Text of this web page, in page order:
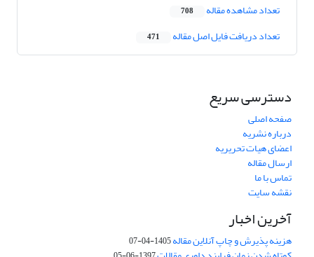
تعداد مشاهده مقاله 708
تعداد دریافت فایل اصل مقاله 471
دسترسی سریع
صفحه اصلی
درباره نشریه
اعضای هیات تحریریه
ارسال مقاله
تماس با ما
نقشه سایت
آخرین اخبار
هزینه پذیرش و چاپ آنلاین مقاله1405-04-07